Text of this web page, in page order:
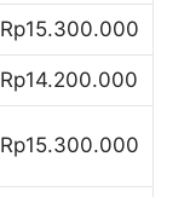
Rp15.300.000
Rp14.200.000
Rp15.300.000